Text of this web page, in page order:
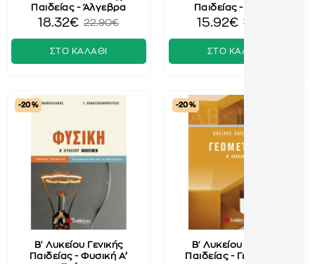
Παιδείας - Άλγεβρα
18.32€ 22.90€
ΣΤΟ ΚΑΛΑΘΙ
Παιδείας - Χημεία
15.92€ 19.90€
ΣΤΟ ΚΑΛΑΘΙ
-20 %
Β' Λυκείου Γενικής
Παιδείας - Φυσική Α’
-20 %
Β' Λυκείου Γενικής
Παιδείας - Γεωμετρία